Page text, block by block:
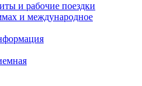
и рабочие поездки
и международное